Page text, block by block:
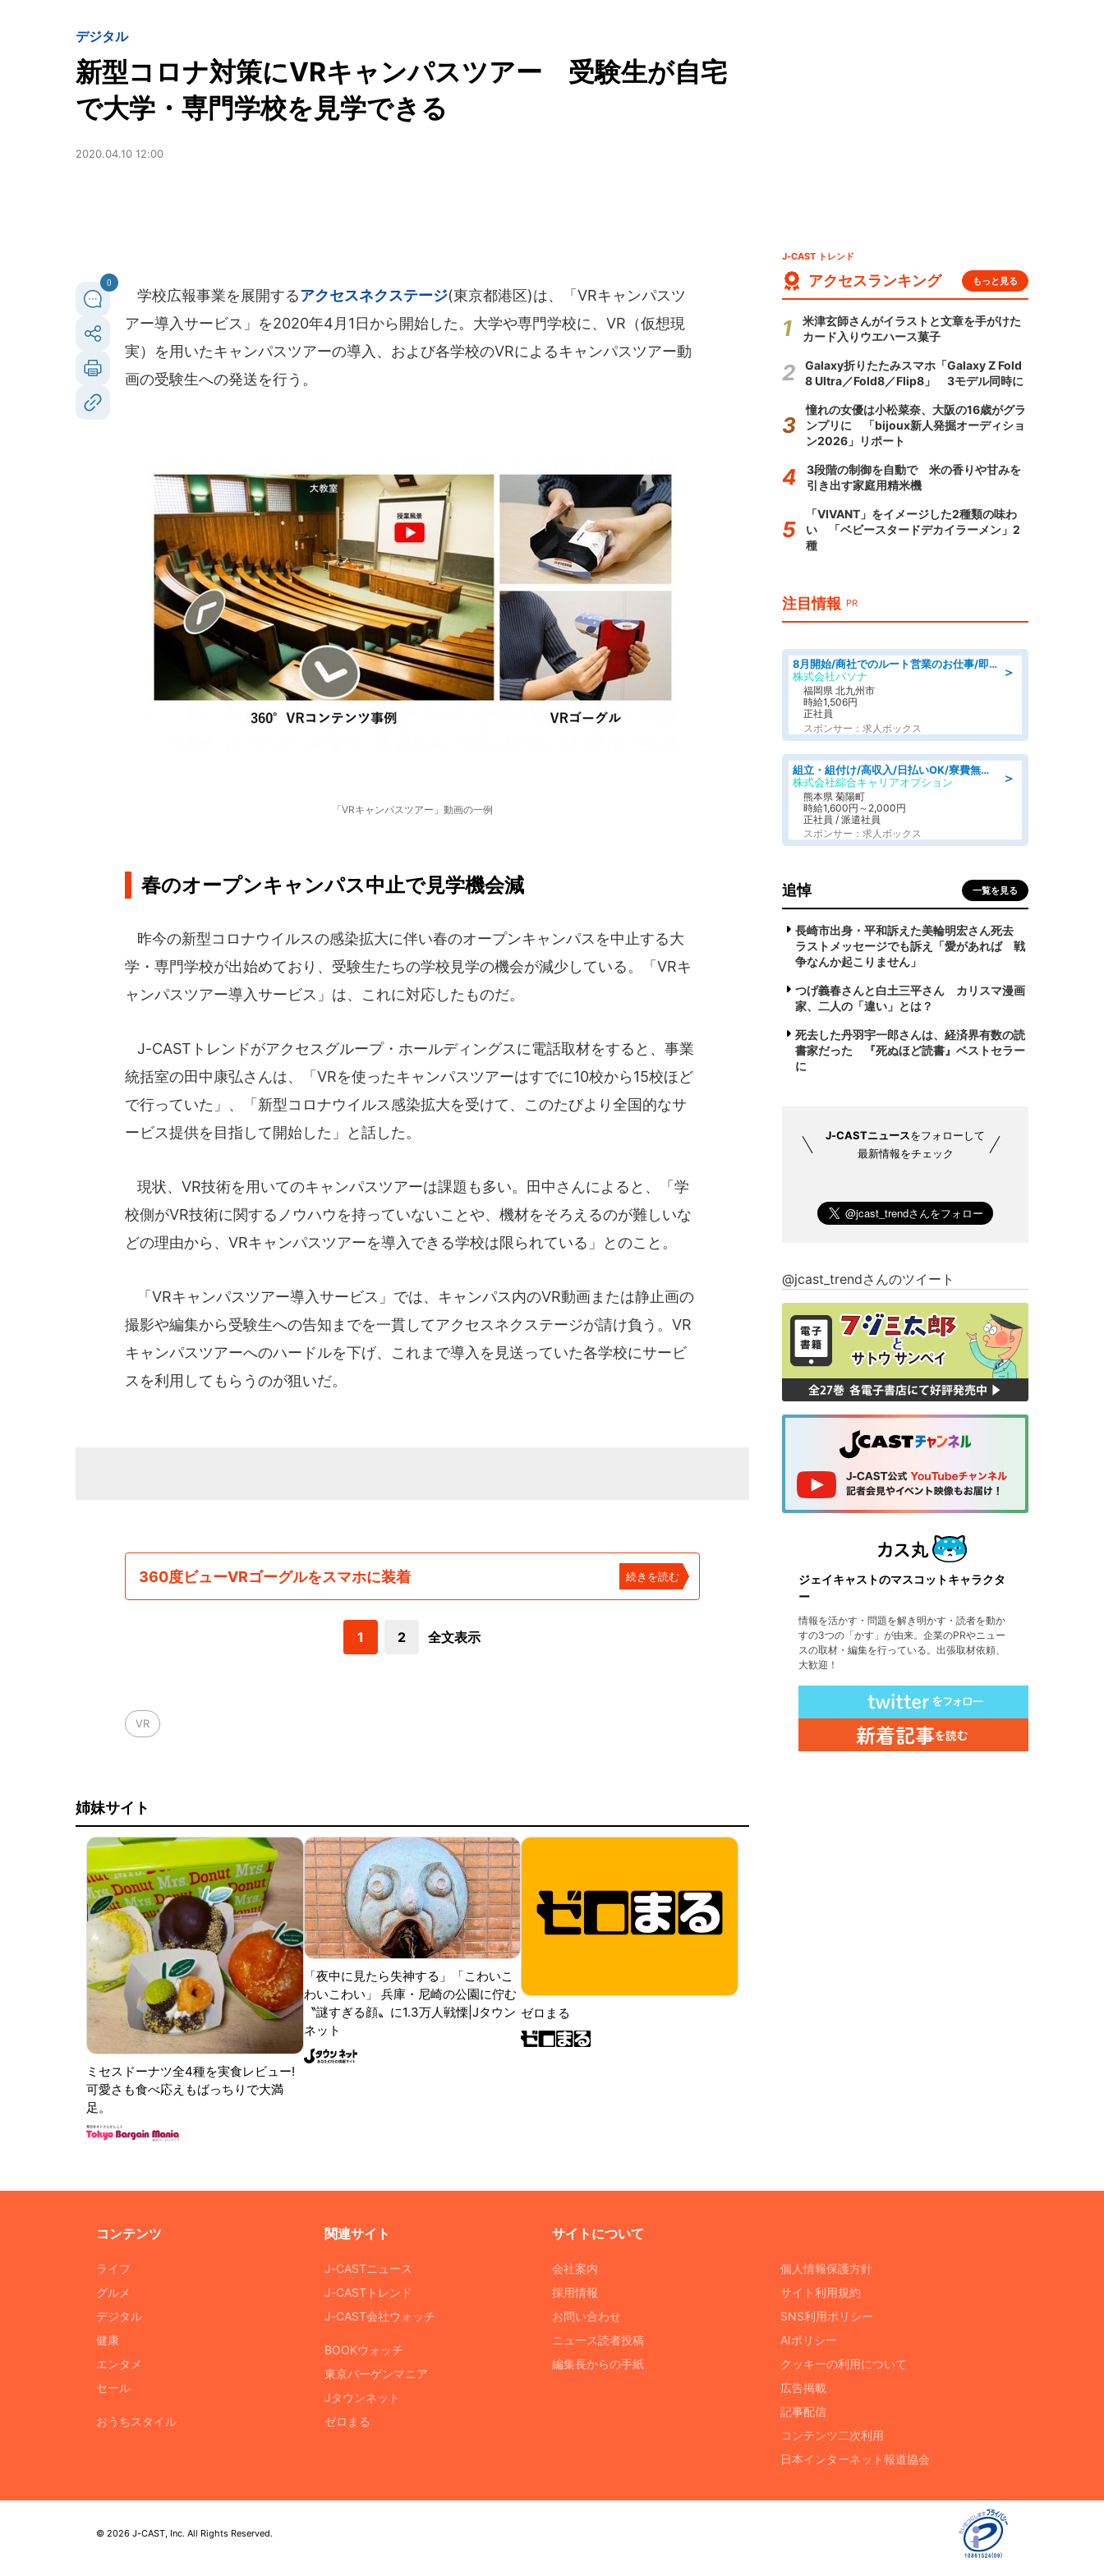
デジタル
新型コロナ対策にVRキャンパスツアー 受験生が自宅
で大学・専門学校を見学できる
2020.04.10 12:00
0
学校広報事業を展開するアクセスネクステージ(東京都港区)は、「VRキャンパスツ
アー導入サービス」を2020年4月1日から開始した。大学や専門学校に、VR（仮想現
実）を用いたキャンパスツアーの導入、および各学校のVRによるキャンパスツアー動
画の受験生への発送を行う。
「VRキャンパスツアー」動画の一例
春のオープンキャンパス中止で見学機会減
昨今の新型コロナウイルスの感染拡大に伴い春のオープンキャンパスを中止する大
学・専門学校が出始めており、受験生たちの学校見学の機会が減少している。「VRキ
ャンパスツアー導入サービス」は、これに対応したものだ。
J-CASTトレンドがアクセスグループ・ホールディングスに電話取材をすると、事業
統括室の田中康弘さんは、「VRを使ったキャンパスツアーはすでに10校から15校ほど
で行っていた」、「新型コロナウイルス感染拡大を受けて、このたびより全国的なサ
ービス提供を目指して開始した」と話した。
現状、VR技術を用いてのキャンパスツアーは課題も多い。田中さんによると、「学
校側がVR技術に関するノウハウを持っていないことや、機材をそろえるのが難しいな
どの理由から、VRキャンパスツアーを導入できる学校は限られている」とのこと。
「VRキャンパスツアー導入サービス」では、キャンパス内のVR動画または静止画の
撮影や編集から受験生への告知までを一貫してアクセスネクステージが請け負う。VR
キャンパスツアーへのハードルを下げ、これまで導入を見送っていた各学校にサービ
スを利用してもらうのが狙いだ。
360度ビューVRゴーグルをスマホに装着 続きを読む
1 2 全文表示
VR
姉妹サイト
ミセスドーナツ全4種を実食レビュー!
可愛さも食べ応えもばっちりで大満
足。
「夜中に見たら失神する」「こわいこ
わいこわい」 兵庫・尼崎の公園に佇む
〝謎すぎる顔〟に1.3万人戦慄|Jタウン
ネット
ゼロまる
J-CAST トレンド
アクセスランキング もっと見る
米津玄師さんがイラストと文章を手がけた
カード入りウエハース菓子
Galaxy折りたたみスマホ「Galaxy Z Fold
8 Ultra／Fold8／Flip8」 3モデル同時に
憧れの女優は小松菜奈、大阪の16歳がグラ
ンプリに 「bijoux新人発掘オーディショ
ン2026」リポート
3段階の制御を自動で 米の香りや甘みを
引き出す家庭用精米機
「VIVANT」をイメージした2種類の味わ
い 「ベビースタードデカイラーメン」2
種
注目情報 PR
＞
8月開始/商社でのルート営業のお仕事/即日勤務可/車通勤可/営業
株式会社パソナ
福岡県 北九州市
時給1,506円
正社員
スポンサー：求人ボックス
＞
組立・組付け/高収入/日払いOK/寮費無料/交替制/20・30・40代活躍中
株式会社綜合キャリアオプション
熊本県 菊陽町
時給1,600円～2,000円
正社員 / 派遣社員
スポンサー：求人ボックス
追悼 一覧を見る
長崎市出身・平和訴えた美輪明宏さん死去
ラストメッセージでも訴え「愛があれば 戦
争なんか起こりません」
つげ義春さんと白土三平さん カリスマ漫画
家、二人の「違い」とは？
死去した丹羽宇一郎さんは、経済界有数の読
書家だった 『死ぬほど読書』ベストセラー
に
J-CASTニュースをフォローして
最新情報をチェック
@jcast_trendさんのツイート
ジェイキャストのマスコットキャラクタ
ー
情報を活かす・問題を解き明かす・読者を動か
すの3つの「かす」が由来。企業のPRやニュー
スの取材・編集を行っている。出張取材依頼、
大歓迎！
コンテンツ
ライフ
グルメ
デジタル
健康
エンタメ
セール
おうちスタイル
関連サイト
J-CASTニュース
J-CASTトレンド
J-CAST会社ウォッチ
BOOKウォッチ
東京バーゲンマニア
Jタウンネット
ゼロまる
サイトについて
会社案内
採用情報
お問い合わせ
ニュース読者投稿
編集長からの手紙
個人情報保護方針
サイト利用規約
SNS利用ポリシー
AIポリシー
クッキーの利用について
広告掲載
記事配信
コンテンツ二次利用
日本インターネット報道協会
© 2026 J-CAST, Inc. All Rights Reserved.